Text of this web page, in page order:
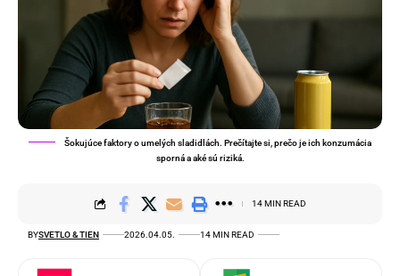
Šokujúce faktory o umelých sladidlách. Prečítajte si, prečo je ich konzumácia
sporná a aké sú riziká.
BYSVETLO & TIEN 2026.04.05. 14 MIN READ
14 MIN READ